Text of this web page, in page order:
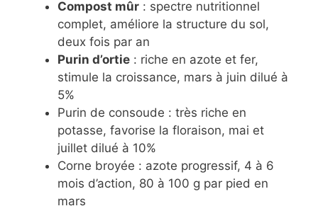
Compost mûr : spectre nutritionnel
complet, améliore la structure du sol,
deux fois par an
Purin d’ortie : riche en azote et fer,
stimule la croissance, mars à juin dilué à
5%
Purin de consoude : très riche en
potasse, favorise la floraison, mai et
juillet dilué à 10%
Corne broyée : azote progressif, 4 à 6
mois d’action, 80 à 100 g par pied en
mars